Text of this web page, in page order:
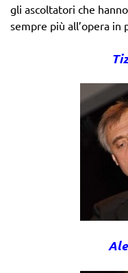
gli ascoltatori che
sempre più all’opera in